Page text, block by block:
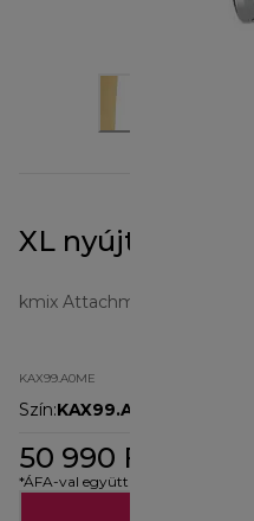
XL nyújtó
kmix Attachments
KAX99.A0ME
Szín:KAX99.A0ME
50 990 Ft
*ÁFA-val együtt